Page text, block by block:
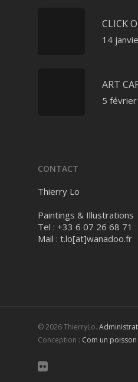
CLICK
14
ART
5
CONTACT
Thierry Lo
Paintings & Illustrations
Tel : +33 6 07 26 68 71
Mail : t.lo[at]wanadoo.fr
© 2026 ThierryLo.
Conception : Com un poisson